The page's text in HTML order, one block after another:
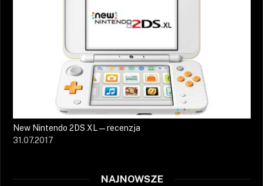
New Nintendo 2DS XL — recenzja
31.07.2017
NAJNOWSZE